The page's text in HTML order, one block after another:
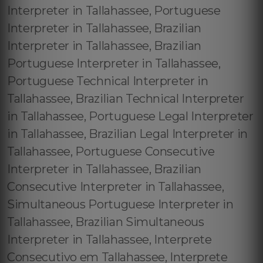
Interpreter in Tallahassee, Portuguese
Interpreter in Tallahassee, Brazilian
Interpreter in Tallahassee, Brazilian
Portuguese Interpreter in Tallahassee,
Portuguese Technical Interpreter in
Tallahassee, Brazilian Technical Interpreter
in Tallahassee, Portuguese Legal Interpreter
in Tallahassee, Brazilian Legal Interpreter in
Tallahassee, Portuguese Consecutive
Interpreter in Tallahassee, Brazilian
Consecutive Interpreter in Tallahassee,
Simultaneous Portuguese Interpreter in
Tallahassee, Brazilian Simultaneous
Interpreter in Tallahassee, Interprete
Consecutivo em Tallahassee, Interprete